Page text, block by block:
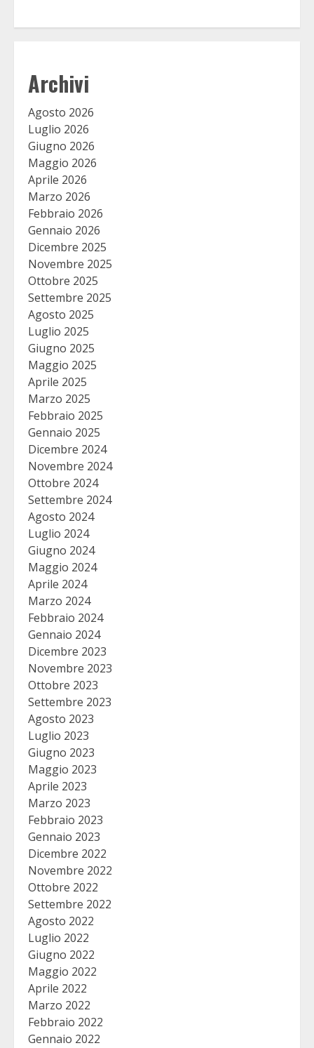
Archivi
Agosto 2026
Luglio 2026
Giugno 2026
Maggio 2026
Aprile 2026
Marzo 2026
Febbraio 2026
Gennaio 2026
Dicembre 2025
Novembre 2025
Ottobre 2025
Settembre 2025
Agosto 2025
Luglio 2025
Giugno 2025
Maggio 2025
Aprile 2025
Marzo 2025
Febbraio 2025
Gennaio 2025
Dicembre 2024
Novembre 2024
Ottobre 2024
Settembre 2024
Agosto 2024
Luglio 2024
Giugno 2024
Maggio 2024
Aprile 2024
Marzo 2024
Febbraio 2024
Gennaio 2024
Dicembre 2023
Novembre 2023
Ottobre 2023
Settembre 2023
Agosto 2023
Luglio 2023
Giugno 2023
Maggio 2023
Aprile 2023
Marzo 2023
Febbraio 2023
Gennaio 2023
Dicembre 2022
Novembre 2022
Ottobre 2022
Settembre 2022
Agosto 2022
Luglio 2022
Giugno 2022
Maggio 2022
Aprile 2022
Marzo 2022
Febbraio 2022
Gennaio 2022